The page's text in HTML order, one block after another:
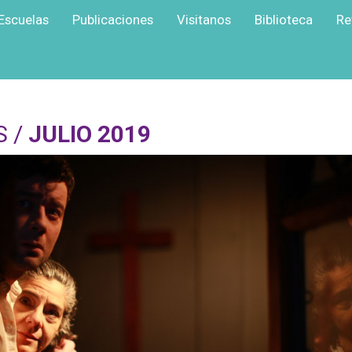
Publicaciones Visitanos Biblioteca
/ JULIO 2019